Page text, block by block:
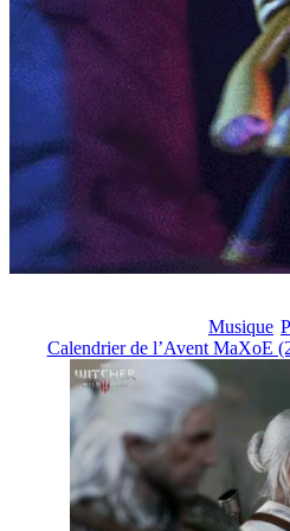
Musique
Calendrier de l’Avent MaXoE